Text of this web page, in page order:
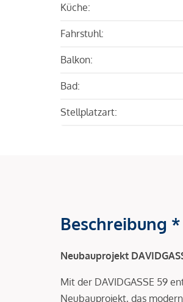
Küche:
Fahrstuhl:
Balkon:
Bad:
Stellplatzart:
Beschreibung *
Neubauprojekt
Mit der DAVIDGASSE 59
Neubauprojekt, das